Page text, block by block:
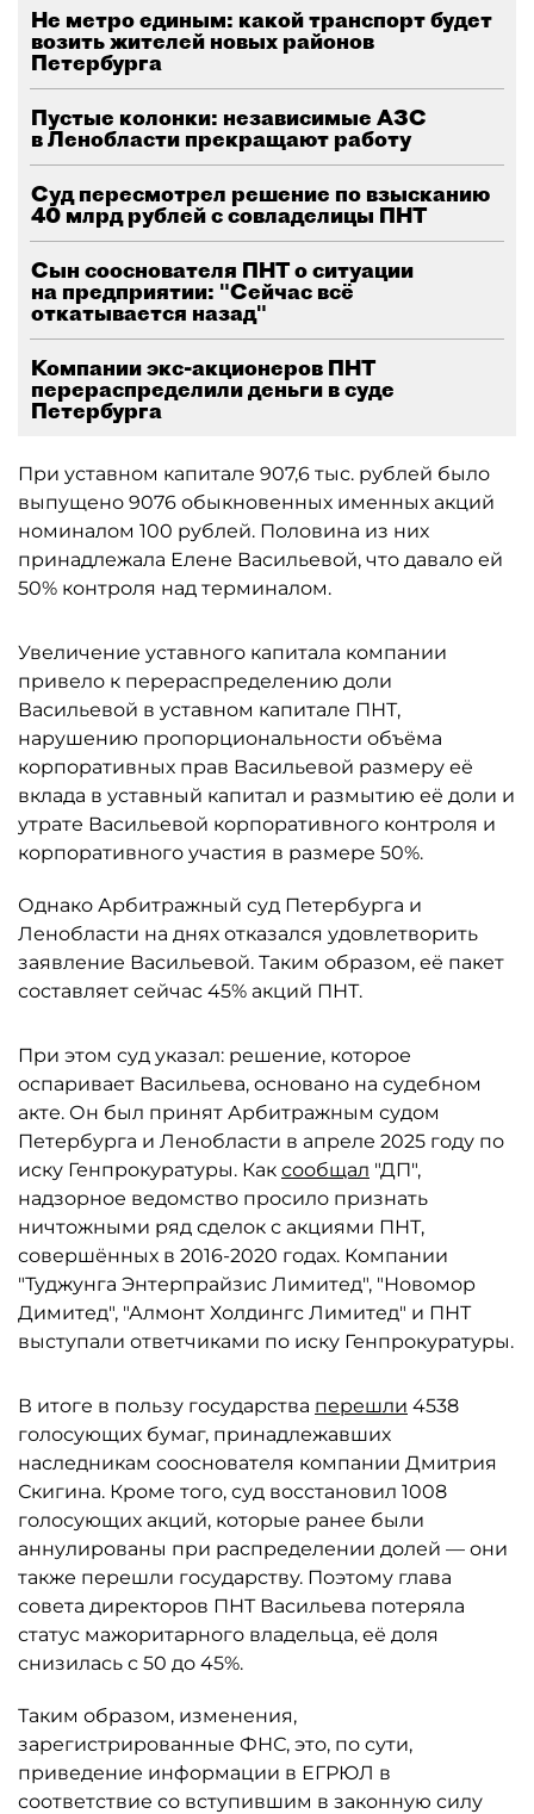
Не метро единым: какой транспорт будет
возить жителей новых районов
Петербурга
Пустые колонки: независимые АЗС
в Ленобласти прекращают работу
Суд пересмотрел решение по взысканию
40 млрд рублей с совладелицы ПНТ
Сын сооснователя ПНТ о ситуации
на предприятии: "Сейчас всё
откатывается назад"
Компании экс-акционеров ПНТ
перераспределили деньги в суде
Петербурга
При уставном капитале 907,6 тыс. рублей было
выпущено 9076 обыкновенных именных акций
номиналом 100 рублей. Половина из них
принадлежала Елене Васильевой, что давало ей
50% контроля над терминалом.
Увеличение уставного капитала компании
привело к перераспределению доли
Васильевой в уставном капитале ПНТ,
нарушению пропорциональности объёма
корпоративных прав Васильевой размеру её
вклада в уставный капитал и размытию её доли и
утрате Васильевой корпоративного контроля и
корпоративного участия в размере 50%.
Однако Арбитражный суд Петербурга и
Ленобласти на днях отказался удовлетворить
заявление Васильевой. Таким образом, её пакет
составляет сейчас 45% акций ПНТ.
При этом суд указал: решение, которое
оспаривает Васильева, основано на судебном
акте. Он был принят Арбитражным судом
Петербурга и Ленобласти в апреле 2025 году по
иску Генпрокуратуры. Как сообщал "ДП",
надзорное ведомство просило признать
ничтожными ряд сделок с акциями ПНТ,
совершённых в 2016-2020 годах. Компании
"Туджунга Энтерпрайзис Лимитед", "Новомор
Димитед", "Алмонт Холдингс Лимитед" и ПНТ
выступали ответчиками по иску Генпрокуратуры.
В итоге в пользу государства перешли 4538
голосующих бумаг, принадлежавших
наследникам сооснователя компании Дмитрия
Скигина. Кроме того, суд восстановил 1008
голосующих акций, которые ранее были
аннулированы при распределении долей — они
также перешли государству. Поэтому глава
совета директоров ПНТ Васильева потеряла
статус мажоритарного владельца, её доля
снизилась с 50 до 45%.
Таким образом, изменения,
зарегистрированные ФНС, это, по сути,
приведение информации в ЕГРЮЛ в
соответствие со вступившим в законную силу